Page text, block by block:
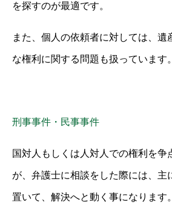
を探すのが最適です。
また、個人の依頼者に対しては、遺
な権利に関する問題も扱っています。
刑事事件・民事事件
国対人もしくは人対人での権利を争
が、弁護士に相談をした際には、主
置いて、解決へと動く事になります。